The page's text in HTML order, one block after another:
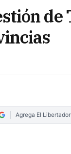
de
Agrega El